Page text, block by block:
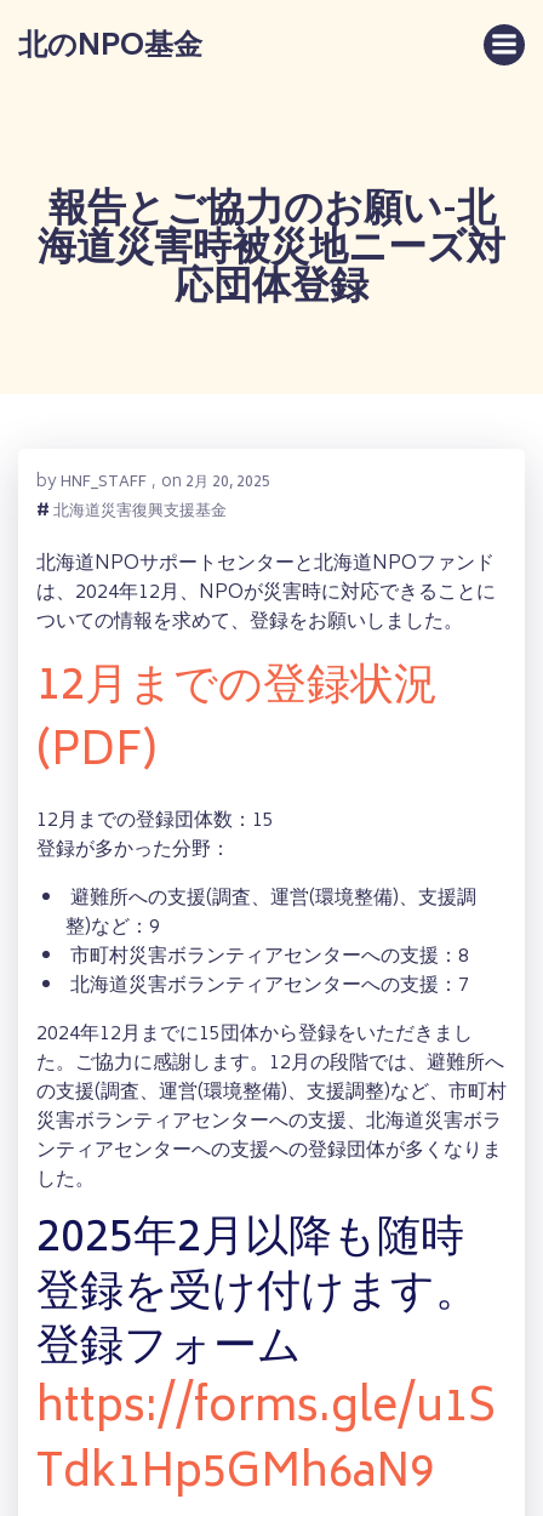
ス
キ
ッ
プ
北のNPO基金
報告とご協力のお願い-北
海道災害時被災地ニーズ対
応団体登録
byHNF_STAFF , on 2月 20, 2025
#北海道災害復興支援基金
北海道NPOサポートセンターと北海道NPOファンド
は、2024年12月、NPOが災害時に対応できることに
ついての情報を求めて、登録をお願いしました。
12月までの登録状況
(PDF)
12月までの登録団体数：15
登録が多かった分野：
避難所への支援(調査、運営(環境整備)、支援調
整)など：9
市町村災害ボランティアセンターへの支援：8
北海道災害ボランティアセンターへの支援：7
2024年12月までに15団体から登録をいただきまし
た。ご協力に感謝します。12月の段階では、避難所へ
の支援(調査、運営(環境整備)、支援調整)など、市町村
災害ボランティアセンターへの支援、北海道災害ボラ
ンティアセンターへの支援への登録団体が多くなりま
した。
2025年2月以降も随時
登録を受け付けます。
登録フォーム
https://forms.gle/u1S
Tdk1Hp5GMh6aN9